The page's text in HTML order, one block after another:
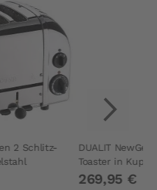
DUALIT NewGen 2 Schlitz-
Toaster in Kupfer